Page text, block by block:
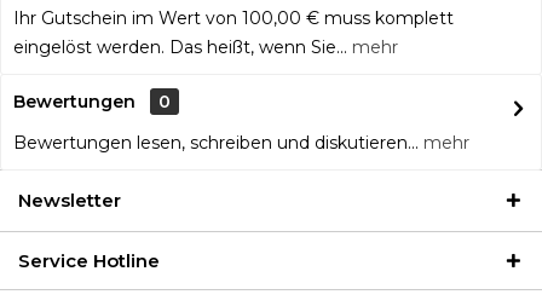
Ihr Gutschein im Wert von 100,00 € muss komplett
eingelöst werden. Das heißt, wenn Sie... mehr
Bewertungen
0
Bewertungen lesen, schreiben und diskutieren... mehr
Newsletter
Service Hotline